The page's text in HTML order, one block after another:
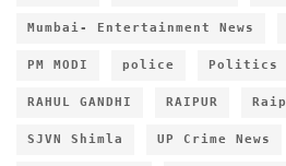
Mumbai- Entertainment News
PM MODI police Politics
RAHUL GANDHI RAIPUR
SJVN Shimla UP Crime News